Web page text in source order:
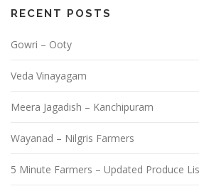
RECENT POSTS
Gowri – Ooty
Veda Vinayagam
Meera Jagadish – Kanchipuram
Wayanad – Nilgris Farmers
5 Minute Farmers – Updated Produce